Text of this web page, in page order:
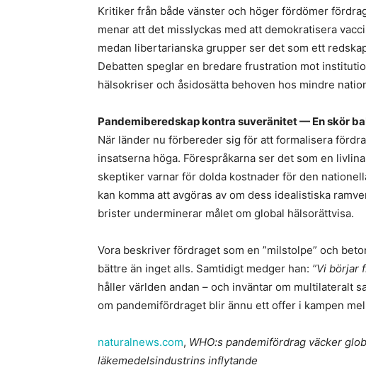
Kritiker från både vänster och höger fördömer
menar att det misslyckas med att demokratisera
medan libertarianska grupper ser det som ett
Debatten speglar en bredare frustration mot
hälsokriser och åsidosätta behoven hos mindre
Pandemiberedskap kontra suveränitet — En skör
När länder nu förbereder sig för att formalisera
insatserna höga. Förespråkarna ser det som en
skeptiker varnar för dolda kostnader för den
kan komma att avgöras av om dess idealistiska
brister underminerar målet om global hälsorättvisa.
Vora beskriver fördraget som en ”milstolpe” och
bättre än inget alls. Samtidigt medger han: ”Vi börjar
håller världen andan – och inväntar om multilateralt
om pandemifördraget blir ännu ett offer i kampen
naturalnews.com, WHO:s pandemifördrag väcker
läkemedelsindustrins inflytande